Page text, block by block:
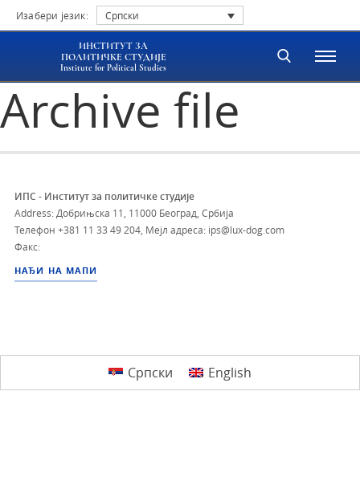
Изабери језик: Српски
ИНСТИТУТ ЗА
ПОЛИТИЧКЕ СТУДИЈЕ
Institute for Political Studies
Archive file
ИПС - Институт за политичке студије
Address: Добрињска 11, 11000 Београд, Србија
Телефон +381 11 33 49 204 Мејл адреса: ips@lux-dog.com
Факс:
НАЂИ НА МАПИ
Српски English